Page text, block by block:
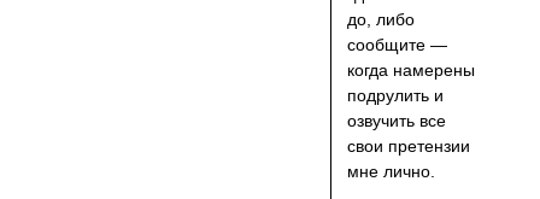
до, либо
сообщите —
когда намерены
подрулить и
озвучить все
свои претензии
мне лично.